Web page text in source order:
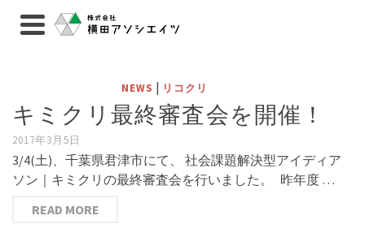
NEWS | リコクリ
キミクリ最終審査会を開催！
2017年3月5日
3/4(土)、千葉県君津市にて、 社会課題解決型アイディア
ソン｜キミクリの最終審査会を行いました。 昨年度 …
READ MORE